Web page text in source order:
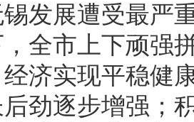
发展遭受最严
全市上下顽强
济实现平稳健
劲逐步增强；